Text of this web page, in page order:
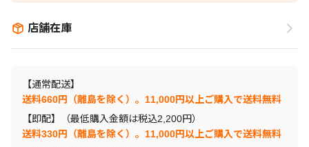
店舗在庫
【通常配送】
送料660円（離島を除く）。11,000円以上ご購入で送料無料
【即配】（最低購入金額は税込2,200円）
送料330円（離島を除く）。11,000円以上ご購入で送料無料